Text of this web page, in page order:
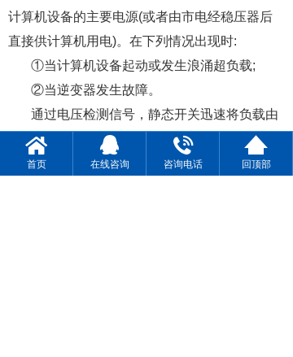
计算机设备的主要电源(或者由市电经稳压器后
直接供计算机用电)。在下列情况出现时:
①当计算机设备起动或发生浪涌超负载;
②当逆变器发生故障。
通过电压检测信号，静态开关迅速将负载由
逆变器供电转移到市电供电。一旦恢复正常，经
检测市电与逆变器电压同步、同频时，又转为逆
首页 在线咨询 咨询电话 回顶部